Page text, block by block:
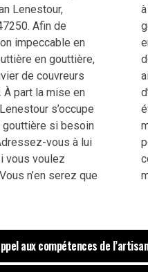
Lenestour,
Afin de
impeccable en
en gouttière,
de couvreurs
part la mise en
s’occupe
gouttière si besoin
vous à lui
vous voulez
n’en serez que
aux compétences de